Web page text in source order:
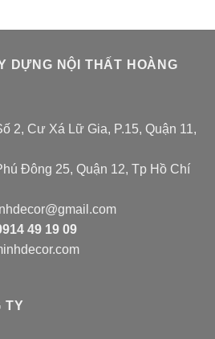
DỰNG NỘI THẤT HOÀNG
2, Cư Xá Lữ Gia, P.15, Quận 11,
Đông 25, Quận 12, Tp Hồ Chí
49 19 09
TY